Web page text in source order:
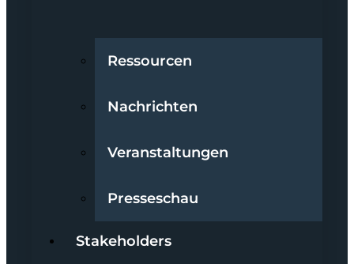
Ressourcen
Nachrichten
Veranstaltungen
Presseschau
Stakeholders